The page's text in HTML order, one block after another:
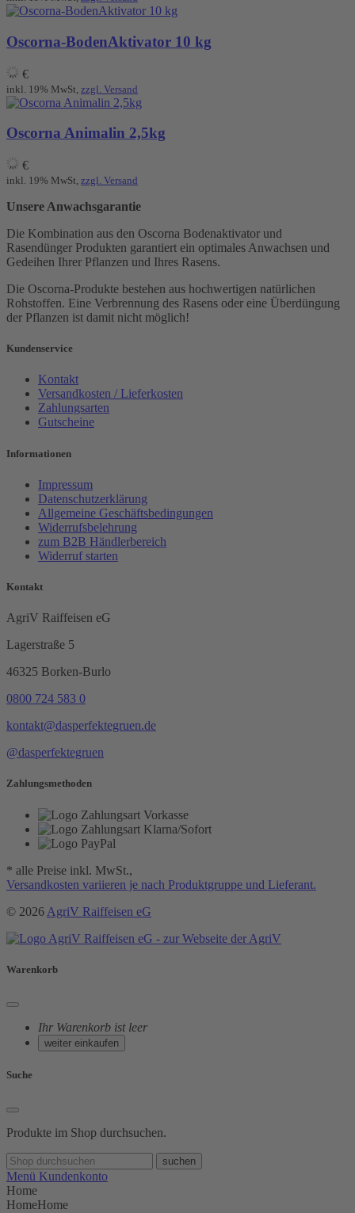
Oscorna-BodenAktivator 10 kg
€
inkl. 19% MwSt, zzgl. Versand
Oscorna Animalin 2,5kg
€
inkl. 19% MwSt, zzgl. Versand
Unsere Anwachsgarantie
Die Kombination aus den Oscorna Bodenaktivator und
Rasendünger Produkten garantiert ein optimales Anwachsen und
Gedeihen Ihrer Pflanzen und Ihres Rasens.
Die Oscorna-Produkte bestehen aus hochwertigen natürlichen
Rohstoffen. Eine Verbrennung des Rasens oder eine Überdüngung
der Pflanzen ist damit nicht möglich!
Kundenservice
Kontakt
Versandkosten / Lieferkosten
Zahlungsarten
Gutscheine
Informationen
Impressum
Datenschutzerklärung
Allgemeine Geschäftsbedingungen
Widerrufsbelehrung
zum B2B Händlerbereich
Widerruf starten
Kontakt
AgriV Raiffeisen eG
Lagerstraße 5
46325 Borken-Burlo
0800 724 583 0
kontakt@dasperfektegruen.de
@dasperfektegruen
Zahlungsmethoden
* alle Preise inkl. MwSt.,
Versandkosten variieren je nach Produktgruppe und Lieferant.
© 2026 AgriV Raiffeisen eG
Warenkorb
Ihr Warenkorb ist leer
weiter einkaufen
Suche
Produkte im Shop durchsuchen.
suchen
Menü Kundenkonto
Home
HomeHome